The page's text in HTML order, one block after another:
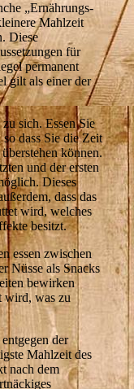
„Ernährungs-
Mahlzeit
Diese
für
permanent
gilt als einer der
sich. Essen Sie
dass Sie die Zeit
können.
und der ersten
Dieses
dass das
wird, welches
besitzt.
essen zwischen
Nüsse als Snacks
bewirken
wird, was zu
der
Mahlzeit des
nach dem